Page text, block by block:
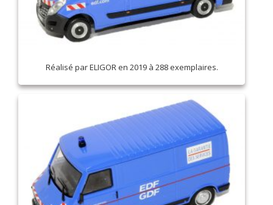
Réalisé par ELIGOR en 2019 à 288 exemplaires.